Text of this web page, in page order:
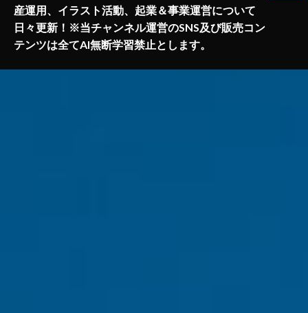
産運用、イラスト活動、起業＆事業運営について
日々更新！※当チャンネル運営のSNS及び販売コン
テンツは全てAI無断学習禁止とします。